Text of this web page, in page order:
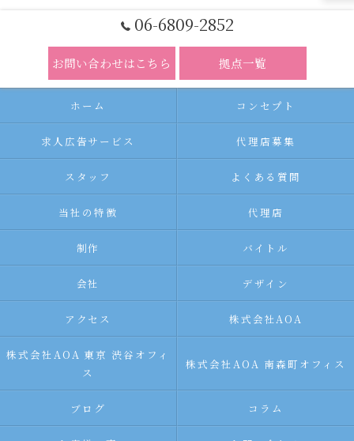
06-6809-2852
お問い合わせはこちら 拠点一覧
ホーム コンセプト
求人広告サービス 代理店募集
スタッフ よくある質問
当社の特徴 代理店
制作 バイトル
会社 デザイン
アクセス 株式会社AOA
株式会社AOA 東京 渋谷オフィ
ス
株式会社AOA 南森町オフィス
ブログ コラム